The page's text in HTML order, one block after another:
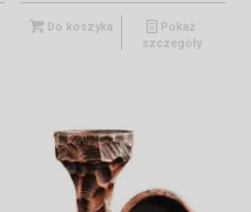
Do koszyka
Pokaż
szczegóły